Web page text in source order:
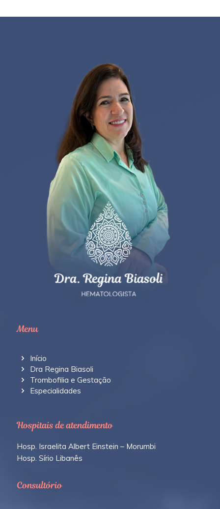
Menu
Início
Dra Regina Biasoli
Trombofilia e Gestação
Especialidades
Hospitais de atendimento
Hosp. Israelita Albert Einstein – Morumbi
Hosp. Sírio Libanês
Consultório